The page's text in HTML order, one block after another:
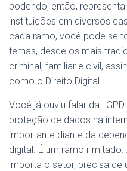
podendo, então,
instituições em diversos
cada ramo, você pode se
temas, desde os mais
criminal, familiar e civil,
como o Direito Digital.
Você já ouviu falar da
proteção de dados na
importante diante da
digital. É um ramo
importa o setor, precisa de